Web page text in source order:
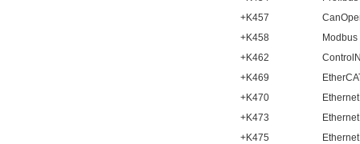
+K457
+K458
+K462
+K469
+K470
+K473
+K475